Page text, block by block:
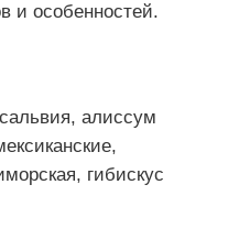
и особенностей.
алиссум
гибискус